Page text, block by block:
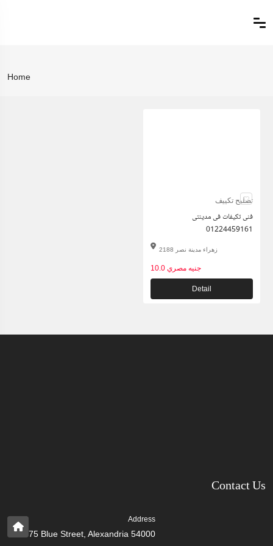
Home
تصليح تكييف
فنى تكيفات فى مدينتى
01224459161
2188 زهراء مدينة نصر
10.0 جنيه مصري
Detail
Contact Us
Address
75 Blue Street, Alexandria 54000